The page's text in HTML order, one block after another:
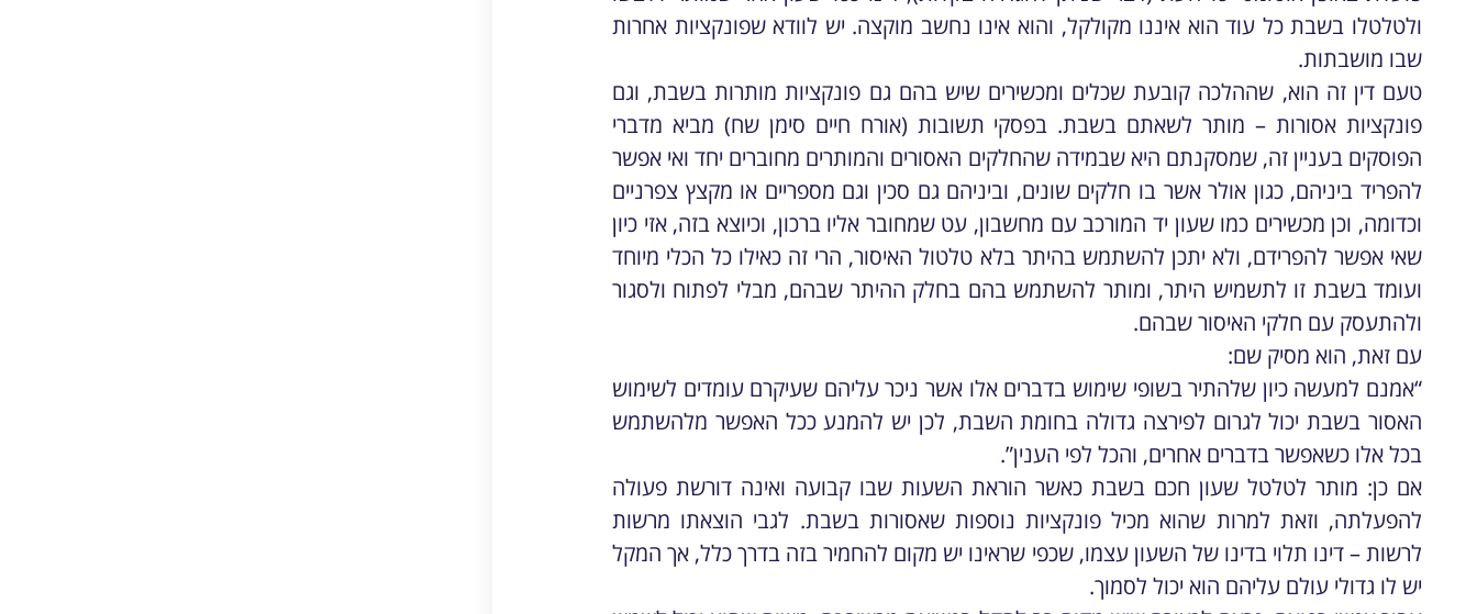
ולטלטלו בשבת כל עוד הוא איננו מקולקל, והוא אינו נחשב מוקצה. יש לוודא שפונקציות אחרות
שבו מושבתות.
טעם דין זה הוא, שההלכה קובעת שכלים ומכשירים שיש בהם גם פונקציות מותרות בשבת, וגם
פונקציות אסורות – מותר לשאתם בשבת. בפסקי תשובות (אורח חיים סימן שח) מביא מדברי
הפוסקים בעניין זה, שמסקנתם היא שבמידה שהחלקים האסורים והמותרים מחוברים יחד ואי אפשר
להפריד ביניהם, כגון אולר אשר בו חלקים שונים, וביניהם גם סכין וגם מספריים או מקצץ צפרניים
וכדומה, וכן מכשירים כמו שעון יד המורכב עם מחשבון, עט שמחובר אליו ברכון, וכיוצא בזה, אזי כיון
שאי אפשר להפרידם, ולא יתכן להשתמש בהיתר בלא טלטול האיסור, הרי זה כאילו כל הכלי מיוחד
ועומד בשבת זו לתשמיש היתר, ומותר להשתמש בהם בחלק ההיתר שבהם, מבלי לפתוח ולסגור
ולהתעסק עם חלקי האיסור שבהם.
עם זאת, הוא מסיק שם:
“אמנם למעשה כיון שלהתיר בשופי שימוש בדברים אלו אשר ניכר עליהם שעיקרם עומדים לשימוש
האסור בשבת יכול לגרום לפירצה גדולה בחומת השבת, לכן יש להמנע ככל האפשר מלהשתמש
בכל אלו כשאפשר בדברים אחרים, והכל לפי הענין”.
אם כן: מותר לטלטל שעון חכם בשבת כאשר הוראת השעות שבו קבועה ואינה דורשת פעולה
להפעלתה, וזאת למרות שהוא מכיל פונקציות נוספות שאסורות בשבת. לגבי הוצאתו מרשות
לרשות – דינו תלוי בדינו של השעון עצמו, שכפי שראינו יש מקום להחמיר בזה בדרך כלל, אך המקל
יש לו גדולי עולם עליהם הוא יכול לסמוך.